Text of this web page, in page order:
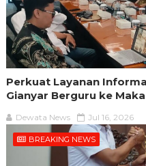
Perkuat Layanan
Gianyar Berguru ke
Dewata News Jul 16, 2026
BREAKING NEWS